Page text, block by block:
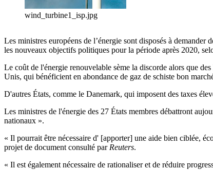
wind_turbine1_isp.jpg
Les ministres européens de l’énergie sont disposés à
les nouveaux objectifs politiques pour la période après 2020,
Le coût de l'énergie renouvelable sème la discorde alors que
Unis, qui bénéficient en abondance de gaz de schiste bon
D'autres États, comme le Danemark, qui imposent des taxes
Les ministres de l'énergie des 27 États membres débattront
nationaux ».
« Il pourrait être nécessaire d' [apporter] une aide bien ciblée,
projet de document consulté par Reuters.
« Il est également nécessaire de rationaliser et de réduire